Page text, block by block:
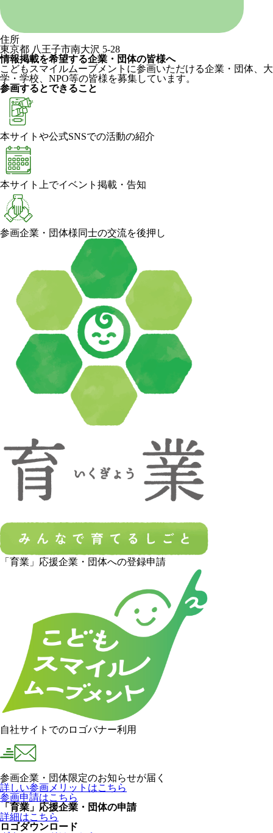
住所
東京都 八王子市南大沢 5-28
情報掲載を希望する企業・団体の皆様へ
こどもスマイルムーブメントに参画いただける企業・団体、大
学・学校、NPO等の皆様を募集しています。
参画するとできること
本サイトや公式SNSでの活動の紹介
本サイト上でイベント掲載・告知
参画企業・団体様同士の交流を後押し
「育業」応援企業・団体への登録申請
自社サイトでのロゴバナー利用
参画企業・団体限定のお知らせが届く
詳しい参画メリットはこちら
参画申請はこちら
「育業」応援企業・団体の申請
詳細はこちら
ロゴダウンロード